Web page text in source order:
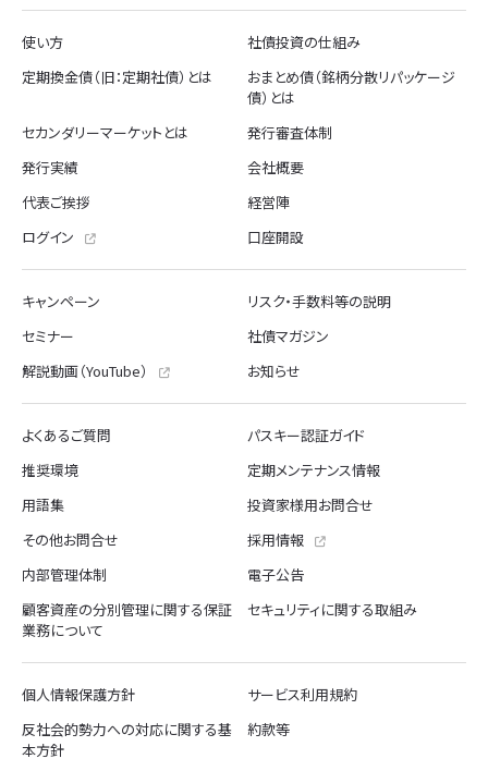
使い方
社債投資の仕組み
定期換金債（旧：定期社債）とは
おまとめ債（銘柄分散リパッケージ
債）とは
セカンダリーマーケットとは
発行審査体制
発行実績
会社概要
代表ご挨拶
経営陣
ログイン
口座開設
キャンペーン
リスク・手数料等の説明
セミナー
社債マガジン
解説動画（YouTube）
お知らせ
よくあるご質問
パスキー認証ガイド
推奨環境
定期メンテナンス情報
用語集
投資家様用お問合せ
その他お問合せ
採用情報
内部管理体制
電子公告
顧客資産の分別管理に関する保証
業務について
セキュリティに関する取組み
個人情報保護方針
サービス利用規約
反社会的勢力への対応に関する基
本方針
約款等